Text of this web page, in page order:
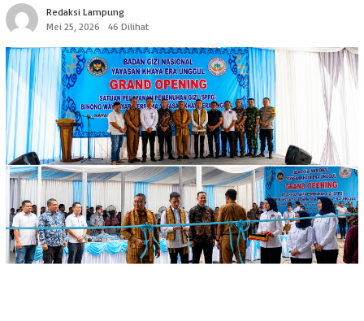
Redaksi Lampung
Mei 25, 2026
46 Dilihat